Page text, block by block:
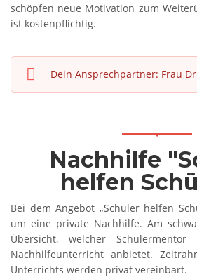
schöpfen neue Motivation zum
ist kostenpflichtig.
Dein Ansprechpartner: Frau
Nachhilfe
helfen
Bei dem Angebot „Schüler helfen
um eine private Nachhilfe. Am
Übersicht, welcher
Nachhilfeunterricht anbietet.
Unterrichts werden privat vereinbart.